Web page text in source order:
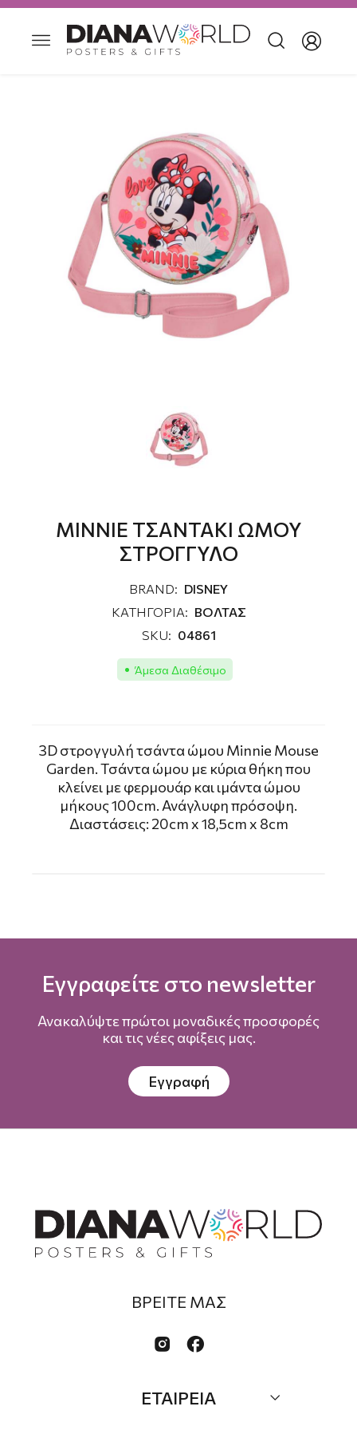
MINNIE ΤΣΑΝΤΑΚΙ ΩΜΟΥ
ΣΤΡΟΓΓΥΛΟ
BRAND: DISNEY
ΚΑΤΗΓΟΡΙΑ: ΒΟΛΤΑΣ
SKU: 04861
Άμεσα Διαθέσιμο
3D στρογγυλή τσάντα ώμου Minnie Mouse
Garden. Τσάντα ώμου με κύρια θήκη που
κλείνει με φερμουάρ και ιμάντα ώμου
μήκους 100cm. Ανάγλυφη πρόσοψη.
Διαστάσεις: 20cm x 18,5cm x 8cm
Εγγραφείτε στο newsletter
Ανακαλύψτε πρώτοι μοναδικές προσφορές
και τις νέες αφίξεις μας.
Εγγραφή
ΒΡΕΙΤΕ ΜΑΣ
 
ΕΤΑΙΡΕΙΑ